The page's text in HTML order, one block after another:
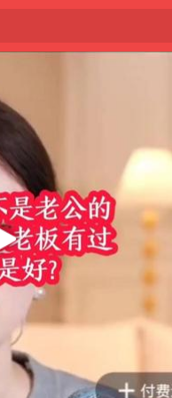
震
名进体检
斯纪录
赏通缉
至7人
视频不实
15%关税
化碳中毒
：全面调查